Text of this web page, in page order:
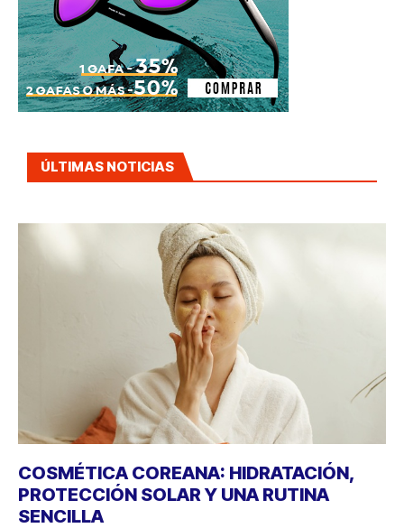
ÚLTIMAS NOTICIAS
COSMÉTICA COREANA: HIDRATACIÓN,
PROTECCIÓN SOLAR Y UNA RUTINA
SENCILLA